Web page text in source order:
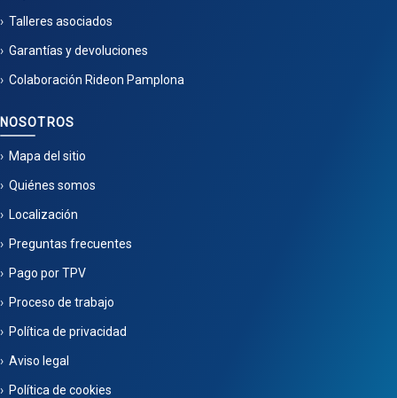
Talleres asociados
Garantías y devoluciones
Colaboración Rideon Pamplona
NOSOTROS
Mapa del sitio
Quiénes somos
Localización
Preguntas frecuentes
Pago por TPV
Proceso de trabajo
Política de privacidad
Aviso legal
Política de cookies